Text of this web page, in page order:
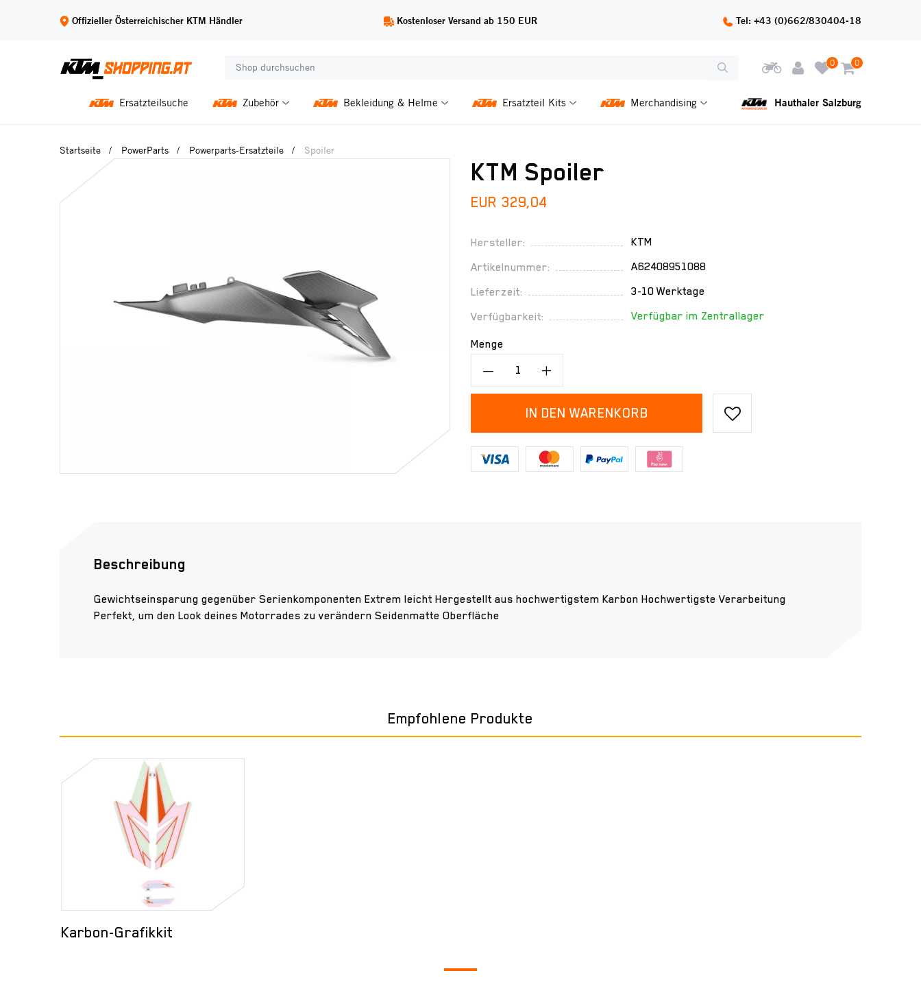
Offizieller Österreichischer KTM Händler Kostenloser Versand ab 150 EUR Tel: +43 (0)662/830404-18
0 0
Ersatzteilsuche Zubehör Bekleidung & Helme Ersatzteil Kits Merchandising Hauthaler Salzburg
Startseite PowerParts Powerparts-Ersatzteile Spoiler
KTM Spoiler
EUR 329,04
Hersteller: KTM
Artikelnummer: A62408951088
Lieferzeit: 3-10 Werktage
Verfügbarkeit: Verfügbar im Zentrallager
Menge
IN DEN WARENKORB
Beschreibung
Gewichtseinsparung gegenüber Serienkomponenten Extrem leicht Hergestellt aus hochwertigstem Karbon Hochwertigste Verarbeitung
Perfekt, um den Look deines Motorrades zu verändern Seidenmatte Oberfläche
Empfohlene Produkte
Karbon-Grafikkit